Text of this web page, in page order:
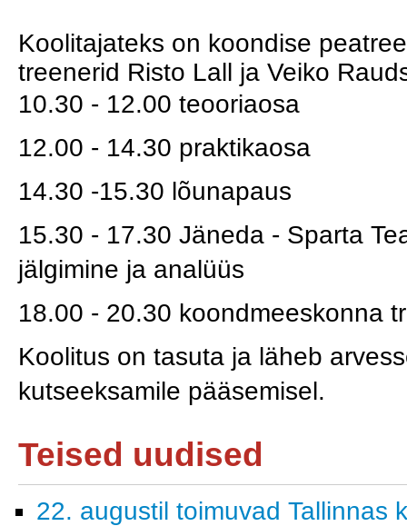
Koolitajateks on koondise
treenerid Risto Lall ja Veiko
10.30 - 12.00 teooriaosa
12.00 - 14.30 praktikaosa
14.30 -15.30 lõunapaus
15.30 - 17.30 Jäneda - Sparta
jälgimine ja analüüs
18.00 - 20.30 koondmeeskonna
Koolitus on tasuta ja läheb
kutseeksamile pääsemisel.
Teised uudised
22. augustil toimuvad Tallinnas